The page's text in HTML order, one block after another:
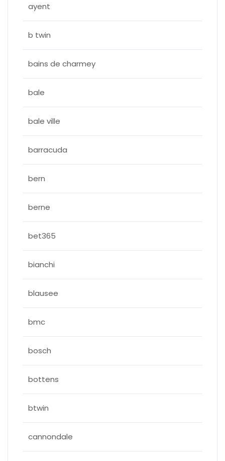
ayent
b twin
bains de charmey
bale
bale ville
barracuda
bern
berne
bet365
bianchi
blausee
bmc
bosch
bottens
btwin
cannondale